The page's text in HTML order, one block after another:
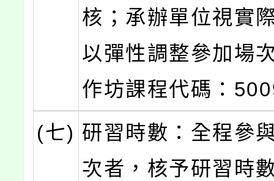
核；承辦單位視實
以彈性調整參加場
作坊課程代碼：
(七) 研習時數：全程參
次者，核予研習時